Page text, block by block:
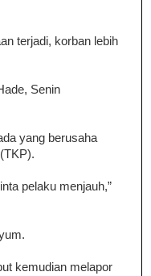
terjadi, korban lebih
Senin
yang berusaha
pelaku menjauh,”
kemudian melapor